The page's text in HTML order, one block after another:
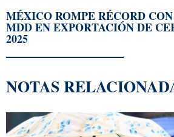
MÉXICO ROMPE RÉCORD
MDD EN EXPORTACIÓN DE
2025
NOTAS